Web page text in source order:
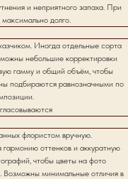
и неприятного запаха. При
долго.
Иногда отдельные сорта
небольшие корректировки
гамму и общий объём, чтобы
подбираются равнозначными по
флористом вручную.
оттенков и аккуратную
чтобы цветы на фото
Возможны минимальные отличия в